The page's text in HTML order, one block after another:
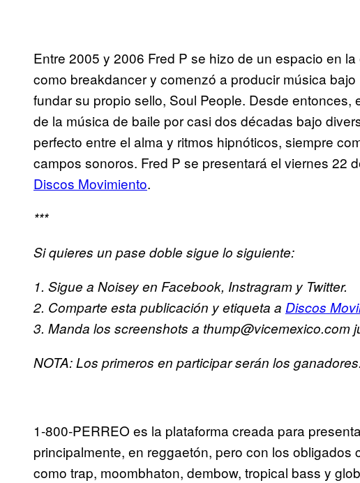
Entre 2005 y 2006 Fred P se hizo de un espacio en
como breakdancer y comenzó a producir música
fundar su propio sello, Soul People. Desde
de la música de baile por casi dos décadas bajo
perfecto entre el alma y ritmos hipnóticos, siempre
campos sonoros. Fred P se presentará el viernes 22
Discos Movimiento.
***
Si quieres un pase doble sigue lo siguiente:
1. Sigue a Noisey en Facebook, Instragram y Twitter.
2. Comparte esta publicación y etiqueta a Discos
3. Manda los screenshots a thump@vicemexico.com
NOTA: Los primeros en participar serán los ganadores.
1-800-PERREO es la plataforma creada para
principalmente, en reggaetón, pero con los obligados
como trap, moombhaton, dembow, tropical bass y